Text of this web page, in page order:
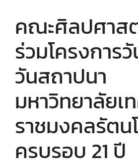
คณะศิลปศาส
ร่วมโครงการ
วันสถาปนา
มหาวิทยาลัยเ
ราชมงคลรัตน
ครบรอบ 21 ปี